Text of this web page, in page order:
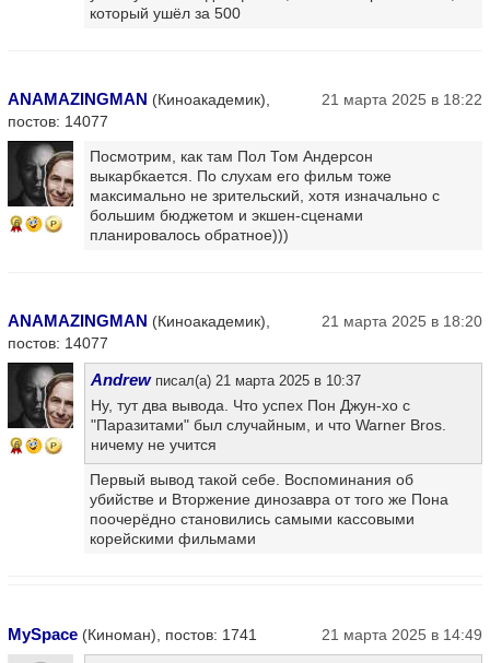
который ушёл за 500
ANAMAZINGMAN (Киноакадемик),
постов: 14077
21 марта 2025 в 18:22
6
Посмотрим, как там Пол Том Андерсон
выкарбкается. По слухам его фильм тоже
максимально не зрительский, хотя изначально с
большим бюджетом и экшен-сценами
планировалось обратное)))
ANAMAZINGMAN (Киноакадемик),
постов: 14077
21 марта 2025 в 18:20
6
Andrewписал(а) 21 марта 2025 в 10:37
Ну, тут два вывода. Что успех Пон Джун-хо с
"Паразитами" был случайным, и что Warner Bros.
ничему не учится
Первый вывод такой себе. Воспоминания об
убийстве и Вторжение динозавра от того же Пона
поочерёдно становились самыми кассовыми
корейскими фильмами
MySpace (Киноман), постов: 1741 21 марта 2025 в 14:49